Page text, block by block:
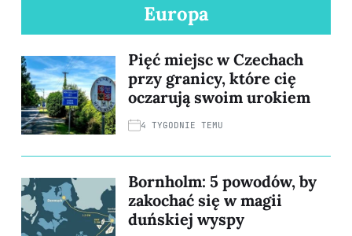
Europa
Pięć miejsc w Czechach
przy granicy, które cię
oczarują swoim urokiem
4 TYGODNIE TEMU
Bornholm: 5 powodów, by
zakochać się w magii
duńskiej wyspy